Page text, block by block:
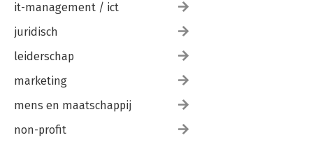
it-management / ict
juridisch
leiderschap
marketing
mens en maatschappij
non-profit